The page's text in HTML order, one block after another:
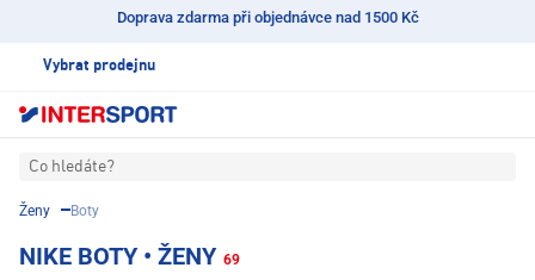
Doprava zdarma při objednávce nad 1500 Kč
Vybrat prodejnu
Co hledáte?
Ženy Boty
NIKE BOTY • ŽENY 69